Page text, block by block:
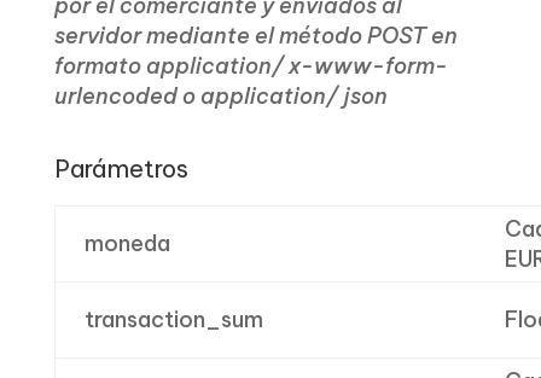
servidor mediante el método POST en
formato application/ x-www-form-
urlencoded o application/ json
Parámetros
moneda
transaction_sum